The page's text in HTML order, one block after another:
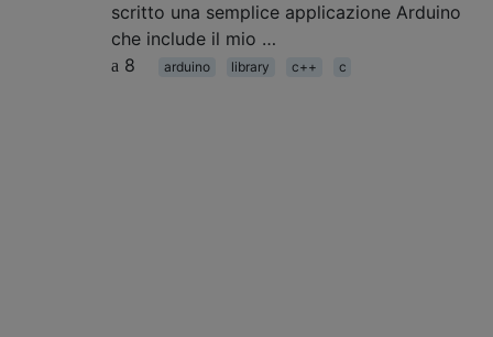
scritto una semplice applicazione Arduino
che include il mio …
8
arduino library c++ c